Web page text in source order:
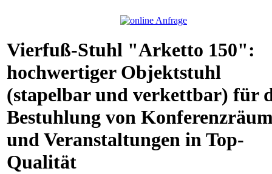
Vierfuß-Stuhl "Arketto 150":
hochwertiger Objektstuhl
(stapelbar und verkettbar) für
Bestuhlung von
und Veranstaltungen in Top-
Qualität